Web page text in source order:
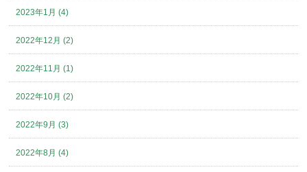
2023年1月 (4)
2022年12月 (2)
2022年11月 (1)
2022年10月 (2)
2022年9月 (3)
2022年8月 (4)